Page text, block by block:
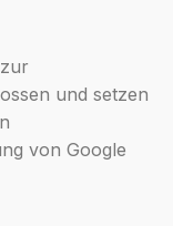
und setzen
von Google